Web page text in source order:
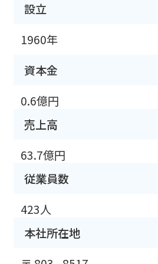
設立
1960年
資本金
0.6億円
売上高
63.7億円
従業員数
423人
本社所在地